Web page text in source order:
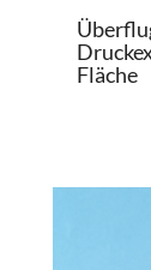
Fläche